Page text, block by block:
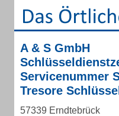
A & S GmbH
Servicenummer
Tresore
57339 Erndtebrück